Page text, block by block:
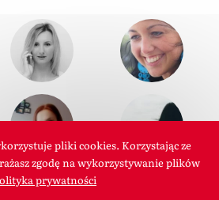
pliki cookies. Korzystając ze
zgodę na wykorzystywanie plików
prywatności